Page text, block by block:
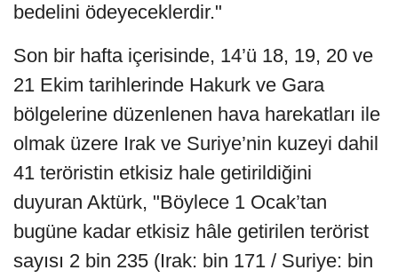
bedelini ödeyeceklerdir."
Son bir hafta içerisinde, 14’ü 18, 19, 20 ve
21 Ekim tarihlerinde Hakurk ve Gara
bölgelerine düzenlenen hava harekatları ile
olmak üzere Irak ve Suriye’nin kuzeyi dahil
41 teröristin etkisiz hale getirildiğini
duyuran Aktürk, "Böylece 1 Ocak’tan
bugüne kadar etkisiz hâle getirilen terörist
sayısı 2 bin 235 (Irak: bin 171 / Suriye: bin